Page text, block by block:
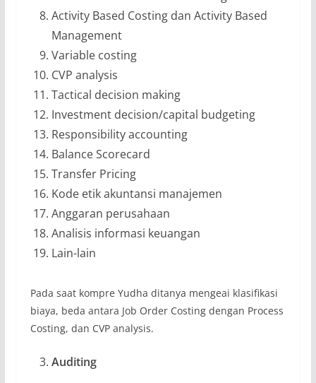
Activity Based Costing dan Activity Based
Management
Variable costing
CVP analysis
Tactical decision making
Investment decision/capital budgeting
Responsibility accounting
Balance Scorecard
Transfer Pricing
Kode etik akuntansi manajemen
Anggaran perusahaan
Analisis informasi keuangan
Lain-lain
Pada saat kompre Yudha ditanya mengeai klasifikasi
biaya, beda antara Job Order Costing dengan Process
Costing, dan CVP analysis.
Auditing